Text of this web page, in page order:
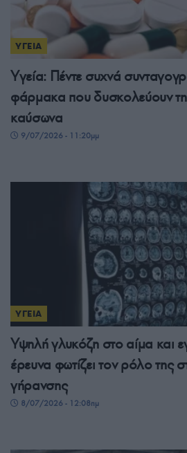
ΥΓΕΙΑ
Υγεία: Πέντε συχνά
φάρμακα που δυσκολεύουν
καύσωνα
9/07/2026 - 11:20μμ
ΥΓΕΙΑ
Υψηλή γλυκόζη στο αίμα και
έρευνα φωτίζει τον ρόλο της
γήρανσης
8/07/2026 - 12:08πμ